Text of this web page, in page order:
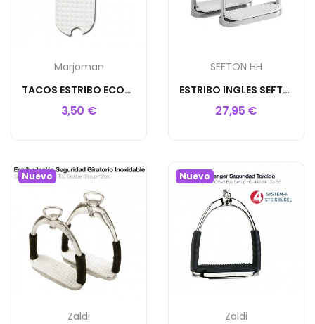
Marjoman
TACOS ESTRIBO ECONÓMICO
3,50 €
SEFTON HH
ESTRIBO INGLES SEFTON COMPACTO ALUMINIO C/TACO...
27,95 €
Nuevo
Zaldi
Nuevo
Zaldi